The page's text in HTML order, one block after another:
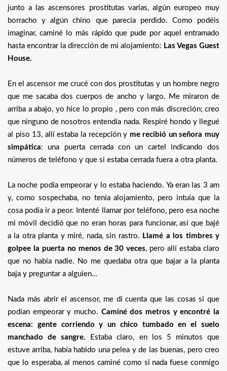
junto a las ascensores prostitutas varias, algún europeo muy
borracho y algún chino que parecía perdido. Como podéis
imaginar, caminé lo más rápido que pude por aquel entramado
hasta encontrar la dirección de mi alojamiento: Las Vegas Guest
House.
En el ascensor me crucé con dos prostitutas y un hombre negro
que me sacaba dos cuerpos de ancho y largo. Me miraron de
arriba a abajo, yo hice lo propio , pero con más discreción; creo
que ninguno de nosotros entendía nada. Respiré hondo y llegué
al piso 13, allí estaba la recepción y me recibió un señora muy
simpática: una puerta cerrada con un cartel indicando dos
números de teléfono y que si estaba cerrada fuera a otra planta.
La noche podía empeorar y lo estaba haciendo. Ya eran las 3 am
y, como sospechaba, no tenía alojamiento, pero intuía que la
cosa podía ir a peor. Intenté llamar por teléfono, pero esa noche
mi móvil decidió que no eran horas para funcionar, así que bajé
a la otra planta y miré, nada, sin rastro. Llamé a los timbres y
golpee la puerta no menos de 30 veces, pero allí estaba claro
que no había nadie. No me quedaba otra que bajar a la planta
baja y preguntar a alguien…
Nada más abrir el ascensor, me di cuenta que las cosas sí que
podían empeorar y mucho. Caminé dos metros y encontré la
escena: gente corriendo y un chico tumbado en el suelo
manchado de sangre. Estaba claro, en los 5 minutos que
estuve arriba, había habido una pelea y de las buenas, pero creo
que lo esperaba, al menos caminé como si nada fuese conmigo